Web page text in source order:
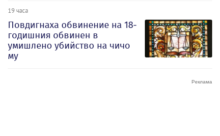
19 часа
Повдигнаха обвинение на 18-
годишния обвинен в
умишлено убийство на чичо
му